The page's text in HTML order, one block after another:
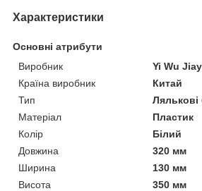
Характеристики
Основні атрибути
Виробник
Yi Wu
Країна виробник
Китай
Тип
Лялькові
Матеріал
Пластик
Колір
Білий
Довжина
320 мм
Ширина
130 мм
Висота
350 мм